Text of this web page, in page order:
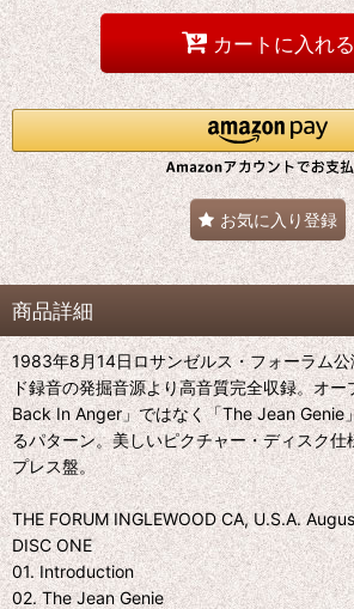
カートに入れる
お気に入り登録
商品詳細
1983年8月14日ロサンゼルス・フォーラム
ド録音の発掘音源より高音質完全収録。オ
Back In Anger」ではなく「The Jean Genie
るパターン。美しいピクチャー・ディスク仕
プレス盤。
THE FORUM INGLEWOOD CA, U.S.A.
DISC ONE
01. Introduction
02. The Jean Genie